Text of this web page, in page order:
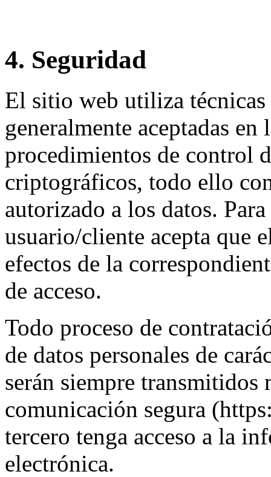
4. Seguridad
El sitio web utiliza
generalmente aceptadas
procedimientos de control
criptográficos, todo ello
autorizado a los datos.
usuario/cliente acepta que
efectos de la
de acceso.
Todo proceso de
de datos personales de
serán siempre transmitidos
comunicación segura
tercero tenga acceso a la
electrónica.